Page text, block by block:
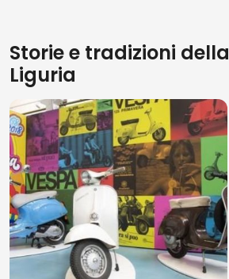
Storie e tradizioni della
Liguria